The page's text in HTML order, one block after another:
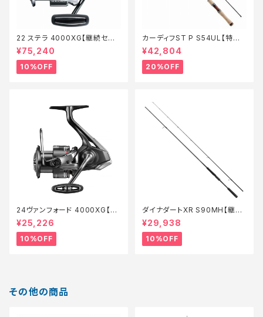
22 ステラ 4000XG【継続セー
ル_リール】【10】
¥75,240
10%OFF
カーディフST P S54UL【特価
ロッド】【20】
¥42,804
20%OFF
24ヴァンフォード 4000XG【継
続セール_リール】【10】
¥25,226
10%OFF
ダイナダートXR S90MH【継続
セール_ロッド】【10】
¥29,938
10%OFF
その他の商品